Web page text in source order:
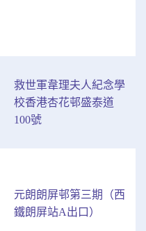
救世軍韋理夫人紀念學
校香港杏花邨盛泰道
100號
元朗朗屏邨第三期（西
鐵朗屏站A出口）